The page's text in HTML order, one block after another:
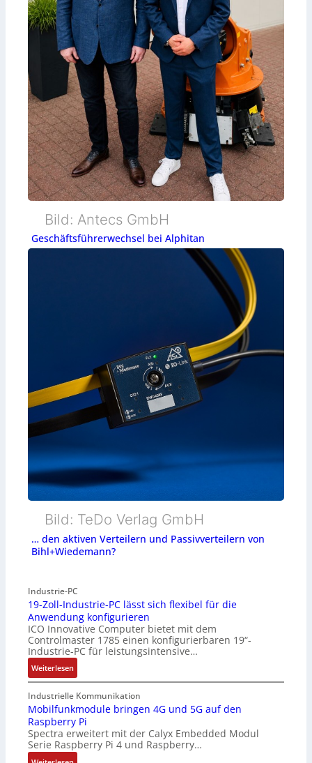
Bild: Antecs GmbH
Geschäftsführerwechsel bei Alphitan
Bild: TeDo Verlag GmbH
… den aktiven Verteilern und Passivverteilern von
Bihl+Wiedemann?
Industrie-PC
19-Zoll-Industrie-PC lässt sich flexibel für die
Anwendung konfigurieren
ICO Innovative Computer bietet mit dem
Controlmaster 1785 einen konfigurierbaren 19“-
Industrie-PC für leistungsintensive…
Weiterlesen:
1
9
-
Z
o
l
l
Industrielle Kommunikation
Mobilfunkmodule bringen 4G und 5G auf den
Raspberry Pi
Spectra erweitert mit der Calyx Embedded Modul
Serie Raspberry Pi 4 und Raspberry…
: